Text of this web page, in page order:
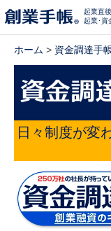
起業直
起業･資
ホーム > 資金調達手
日々制度が変